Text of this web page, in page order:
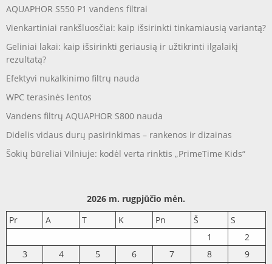
AQUAPHOR S550 P1 vandens filtrai
Vienkartiniai rankšluosčiai: kaip išsirinkti tinkamiausią variantą?
Geliniai lakai: kaip išsirinkti geriausią ir užtikrinti ilgalaikį
rezultatą?
Efektyvi nukalkinimo filtrų nauda
WPC terasinės lentos
Vandens filtrų AQUAPHOR S800 nauda
Didelis vidaus durų pasirinkimas – rankenos ir dizainas
Šokių būreliai Vilniuje: kodėl verta rinktis „PrimeTime Kids“
2026 m. rugpjūčio mėn.
Pr
A T K Pn Š
S
1
2
3
4 5 6 7 8
9